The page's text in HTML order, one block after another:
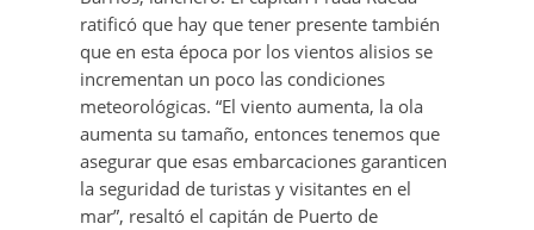
ratificó que hay que tener presente también
que en esta época por los vientos alisios se
incrementan un poco las condiciones
meteorológicas. “El viento aumenta, la ola
aumenta su tamaño, entonces tenemos que
asegurar que esas embarcaciones garanticen
la seguridad de turistas y visitantes en el
mar”, resaltó el capitán de Puerto de